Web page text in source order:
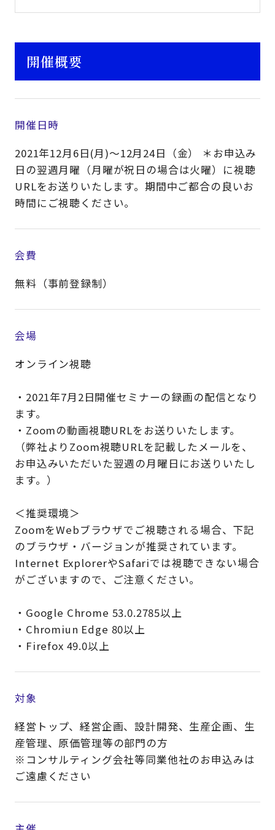
開催概要
開催日時
2021年12月6日(月)～12月24日（金） ＊お申込み
日の翌週月曜（月曜が祝日の場合は火曜）に視聴
URLをお送りいたします。期間中ご都合の良いお
時間にご視聴ください。
会費
無料（事前登録制）
会場
オンライン視聴
・2021年7月2日開催セミナーの録画の配信となり
ます。
・Zoomの動画視聴URLをお送りいたします。
（弊社よりZoom視聴URLを記載したメールを、
お申込みいただいた翌週の月曜日にお送りいたし
ます。）
＜推奨環境＞
ZoomをWebブラウザでご視聴される場合、下記
のブラウザ・バージョンが推奨されています。
Internet ExplorerやSafariでは視聴できない場合
がございますので、ご注意ください。
・Google Chrome 53.0.2785以上
・Chromiun Edge 80以上
・Firefox 49.0以上
対象
経営トップ、経営企画、設計開発、生産企画、生
産管理、原価管理等の部門の方​
※コンサルティング会社等同業他社のお申込みは
ご遠慮ください​​